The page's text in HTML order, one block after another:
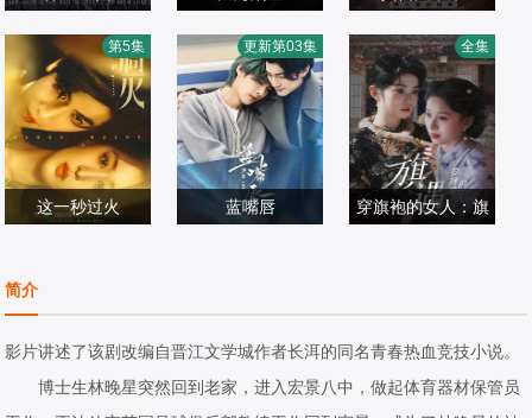
王之一
国产剧
2026/中国大陆
平,,王鸥,海一天
国产剧
2026/中国大陆
岱,史兰芽,刘奕君
国产剧
2026/中国大陆
这一秒过火
辛博,徐振轩,鹤秋,
王籽苏,胡杏儿,沙
宝亮,吴莫愁,毛孩,
鹿骐,苇青,刘令姿,
国产剧
2026/中国大陆
第5集
蓝嘴唇
2026/大陆
更新第03集
穿旗袍的女人：旗
2026/中国大陆
全集
简介
影片讲述了该剧改编自晋江文学城作者长洱的同名青春热血竞技小说。
博士生林晚星突然回到老家，进入宏景八中，做起体育器材保管员